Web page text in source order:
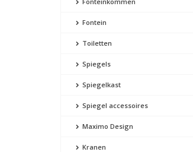
Fontein
Toiletten
Spiegels
Spiegelkast
Spiegel accessoires
Maximo Design
Kranen